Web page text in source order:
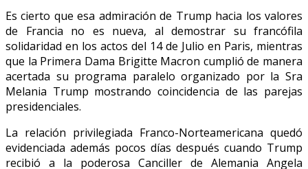
Es cierto que esa admiración de Trump hacia los valores
de Francia no es nueva, al demostrar su francófila
solidaridad en los actos del 14 de Julio en Paris, mientras
que la Primera Dama Brigitte Macron cumplió de manera
acertada su programa paralelo organizado por la Sra
Melania Trump mostrando coincidencia de las parejas
presidenciales.
La relación privilegiada Franco-Norteamericana quedó
evidenciada además pocos días después cuando Trump
recibió a la poderosa Canciller de Alemania Angela